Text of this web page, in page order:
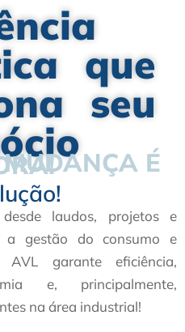
que
seu
É
laudos, projetos e
a gestão do consumo e
garante eficiência,
e, principalmente,
na área industrial!